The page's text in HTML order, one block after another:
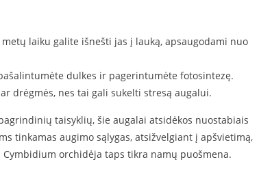
laiku galite išnešti jas į lauką, apsaugodami nuo
dulkes ir pagerintumėte fotosintezę.
drėgmės, nes tai gali sukelti stresą augalui.
taisyklių, šie augalai atsidėkos nuostabiais
tinkamas augimo sąlygas, atsižvelgiant į apšvietimą,
orchidėja taps tikra namų puošmena.